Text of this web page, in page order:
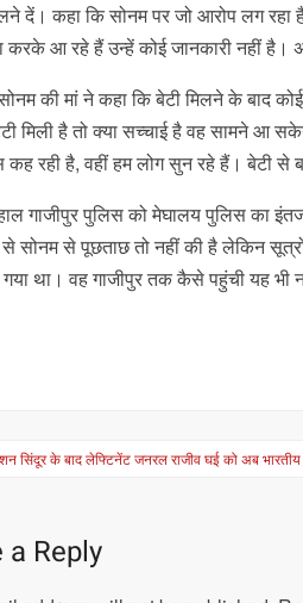
दें। कहा कि सोनम पर जो आरोप लग रहा
करके आ रहे हैं उन्हें कोई जानकारी नहीं
की मां ने कहा कि बेटी मिलने के बाद
मिली है तो क्या सच्चाई है वह सामने आ
कह रही है, वहीं हम लोग सुन रहे हैं। बेटी से
गाजीपुर पुलिस को मेघालय पुलिस का
सोनम से पूछताछ तो नहीं की है लेकिन
गया था। वह गाजीपुर तक कैसे पहुंची यह भी
सिंदूर के बाद लेफ्टिनेंट जनरल राजीव घई को अब
a Reply